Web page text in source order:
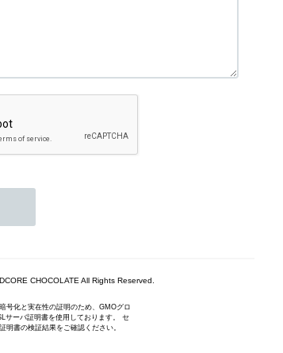
CHOCOLATE All Rights Reserved.
号化と実在性の証明のため、GMOグロ
サーバ証明書を使用しております。 セ
明書の検証結果をご確認ください。